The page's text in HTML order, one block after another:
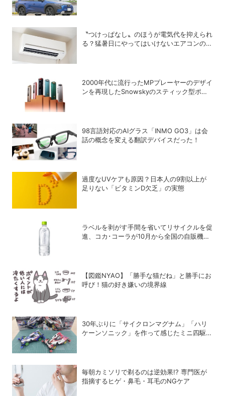
〝つけっぱなし〟のほうが電気代を抑えられ
る？猛暑日にやってはいけないエアコンの使
2000年代に流行ったMPプレーヤーのデザイ
ンを再現したSnowskyのスティック型ポー
98言語対応のAIグラス「INMO GO3」は会
話の概念を変える翻訳デバイスだった！
過度なUVケアも原因？日本人の9割以上が
足りない「ビタミンD欠乏」の実態
ラベルを剥がす手間を省いてリサイクルを促
進、コカ･コーラが10月から全国の自販機で
【図鑑NYAO】「勝手な猫だね」と勝手にお
呼び！猫の好き嫌いの境界線
30年ぶりに「サイクロンマグナム」「ハリ
ケーンソニック」を作って感じたミニ四駆の
毎朝カミソリで剃るのは逆効果!? 専門医が
指摘するヒゲ・鼻毛・耳毛のNGケア